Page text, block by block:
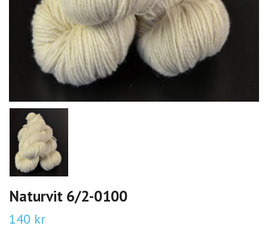
Naturvit 6/2-0100
140 kr